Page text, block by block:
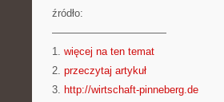
źródło:
———————————
1. więcej na ten temat
2. przeczytaj artykuł
3. http://wirtschaft-pinneberg.de